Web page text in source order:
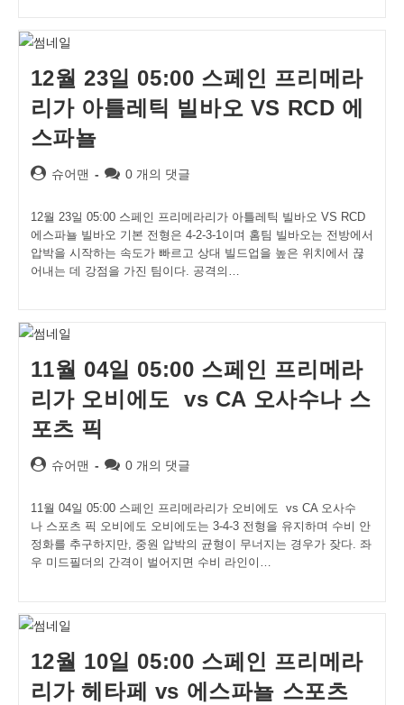
12월 23일 05:00 스페인 프리메라
리가 아틀레틱 빌바오 VS RCD 에
스파뇰
Post슈어맨
Post0 개의 댓글
12월 23일 05:00 스페인 프리메라리가 아틀레틱 빌바오 VS RCD
에스파뇰 빌바오 기본 전형은 4-2-3-1이며 홈팀 빌바오는 전방에서
압박을 시작하는 속도가 빠르고 상대 빌드업을 높은 위치에서 끊
어내는 데 강점을 가진 팀이다. 공격의…
11월 04일 05:00 스페인 프리메라
리가 오비에도 vs CA 오사수나 스
포츠 픽
Post슈어맨
Post0 개의 댓글
11월 04일 05:00 스페인 프리메라리가 오비에도 vs CA 오사수
나 스포츠 픽 오비에도 오비에도는 3-4-3 전형을 유지하며 수비 안
정화를 추구하지만, 중원 압박의 균형이 무너지는 경우가 잦다. 좌
우 미드필더의 간격이 벌어지면 수비 라인이…
12월 10일 05:00 스페인 프리메라
리가 헤타페 vs 에스파뇰 스포츠